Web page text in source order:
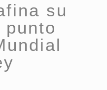
su
punto